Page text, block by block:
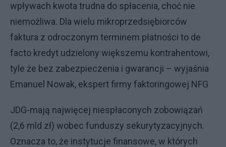
wpływach kwota trudna do spłacenia, choć nie
niemożliwa. Dla wielu mikroprzedsiębiorców
faktura z odroczonym terminem płatności to de
facto kredyt udzielony większemu kontrahentowi,
tyle że bez zabezpieczenia i gwarancji – wyjaśnia
Emanuel Nowak, ekspert firmy faktoringowej NFG
JDG-mają najwięcej niespłaconych zobowiązań
(2,6 mld zł) wobec funduszy sekurytyzacyjnych.
Oznacza to, że instytucje finansowe, w których